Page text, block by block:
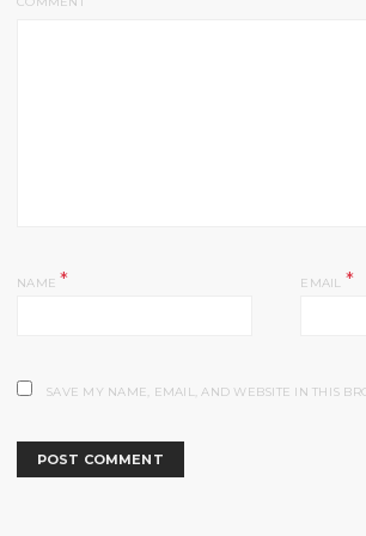
NAME* EMAIL *
SAVE MY NAME, EMAIL, AND WEBSITE IN THIS